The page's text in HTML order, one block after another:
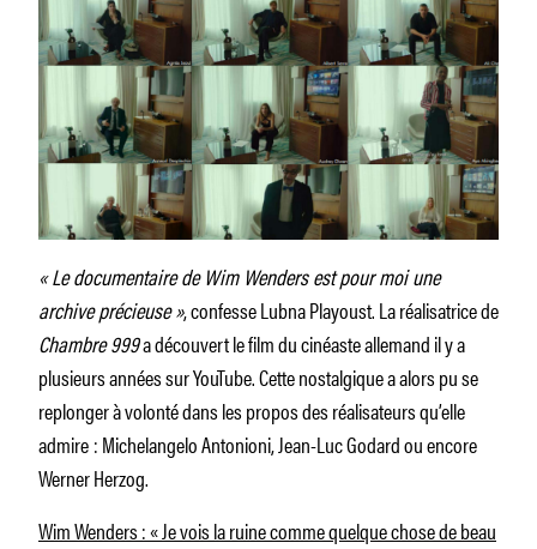
« Le documentaire de Wim Wenders est pour moi une
archive précieuse », confesse Lubna Playoust. La réalisatrice de
Chambre 999a découvert le film du cinéaste allemand il y a
plusieurs années sur YouTube. Cette nostalgique a alors pu se
replonger à volonté dans les propos des réalisateurs qu’elle
admire : Michelangelo Antonioni, Jean-Luc Godard ou encore
Werner Herzog.
Wim Wenders : « Je vois la ruine comme quelque chose de beau